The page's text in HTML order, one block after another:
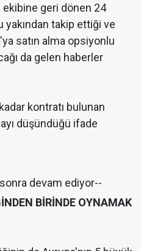
ekibine geri dönen 24
takip ettiği ve
satın alma opsiyonlu
da gelen haberler
kontratı bulunan
düşündüğü ifade
devam ediyor--
BİRİNDE OYNAMAK